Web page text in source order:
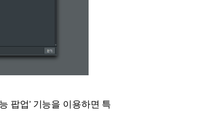
팝업' 기능을 이용하면 특